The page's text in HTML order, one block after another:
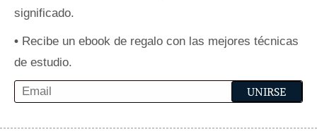
significado.
• Recibe un ebook de regalo con las mejores técnicas
de estudio.